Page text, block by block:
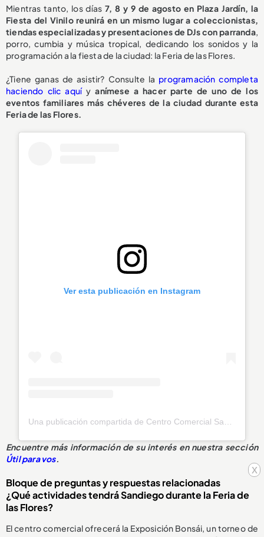
x
Mientras tanto, los días 7, 8 y 9 de agosto en Plaza Jardín, la
Fiesta del Vinilo reunirá en un mismo lugar a coleccionistas,
tiendas especializadas y presentaciones de DJs con parranda,
porro, cumbia y música tropical, dedicando los sonidos y la
programación a la fiesta de la ciudad: la Feria de las Flores.
¿Tiene ganas de asistir? Consulte la programación completa
haciendo clic aquíyanímese a hacer parte de uno de los
eventos familiares más chéveres de la ciudad durante esta
Feria de las Flores.
Ver esta publicación en Instagram
Encuentre más información de su interés en nuestra sección
Útil para vos.
Bloque de preguntas y respuestas relacionadas
¿Qué actividades tendrá Sandiego durante la Feria de
las Flores?
El centro comercial ofrecerá la Exposición Bonsái, un torneo de